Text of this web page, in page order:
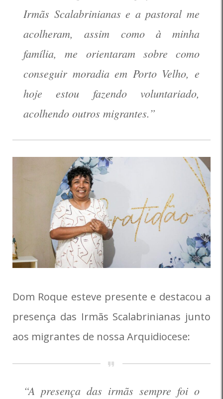
Irmãs Scalabrinianas e a pastoral me
acolheram, assim como à minha
família, me orientaram sobre como
conseguir moradia em Porto Velho, e
hoje estou fazendo voluntariado,
acolhendo outros migrantes.”
Dom Roque esteve presente e destacou a
presença das Irmãs Scalabrinianas junto
aos migrantes de nossa Arquidiocese:
“A presença das irmãs sempre foi o